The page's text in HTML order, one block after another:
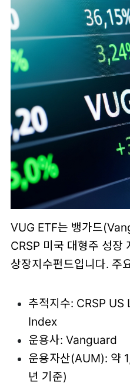
VUG ETF는 뱅가드
CRSP 미국 대형주 성장
상장지수펀드입니다. 주
추적지수: CRSP
Index
운용사: Vanguard
운용자산(AUM): 약
년 기준)